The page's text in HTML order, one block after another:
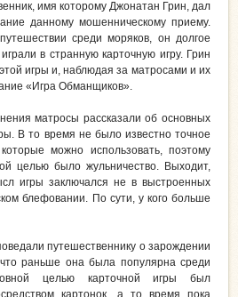
имя которому Джонатан Грин, дал
данному мошенническому приему.
среди моряков, он долгое
в странную карточную игру. Грин
игры и, наблюдая за матросами и их
«Игра Обманщиков».
матросы рассказали об основных
В то время не было известно точное
можно использовать, поэтому
целью было жульничество. Выходит,
игры заключался не в выстроенных
блефовании. По сути, у кого больше
путешественнику о зарождении
раньше она была популярна среди
целью карточной игры был
картонок, а то время пока